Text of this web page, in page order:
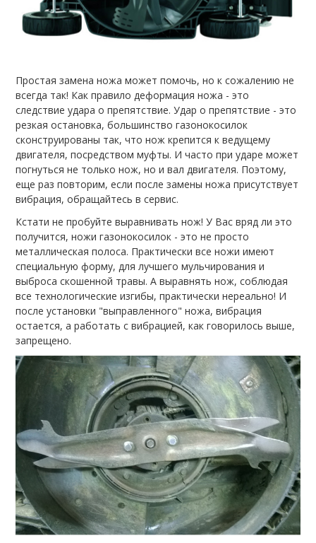
Простая замена ножа может помочь, но к сожалению не
всегда так! Как правило деформация ножа - это
следствие удара о препятствие. Удар о препятствие - это
резкая остановка, большинство газонокосилок
сконструированы так, что нож крепится к ведущему
двигателя, посредством муфты. И часто при ударе может
погнуться не только нож, но и вал двигателя. Поэтому,
еще раз повторим, если после замены ножа присутствует
вибрация, обращайтесь в сервис.
Кстати не пробуйте выравнивать нож! У Вас вряд ли это
получится, ножи газонокосилок - это не просто
металлическая полоса. Практически все ножи имеют
специальную форму, для лучшего мульчирования и
выброса скошенной травы. А выравнять нож, соблюдая
все технологические изгибы, практически нереально! И
после установки "выправленного" ножа, вибрация
остается, а работать с вибрацией, как говорилось выше,
запрещено.